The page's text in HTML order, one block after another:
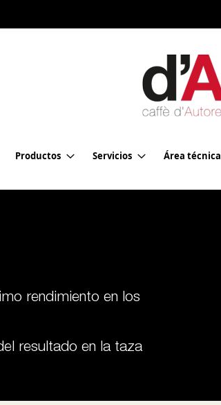
Productos Servicios Área técnica
rendimiento en los
resultado en la taza